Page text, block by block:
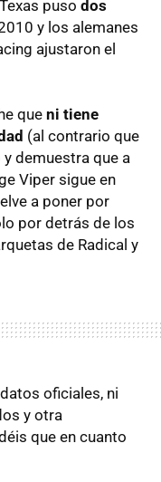
puso dos
y los alemanes
ajustaron el
que ni tiene
(al contrario que
demuestra que a
Viper sigue en
a poner por
por detrás de los
de Radical y
oficiales, ni
y otra
que en cuanto